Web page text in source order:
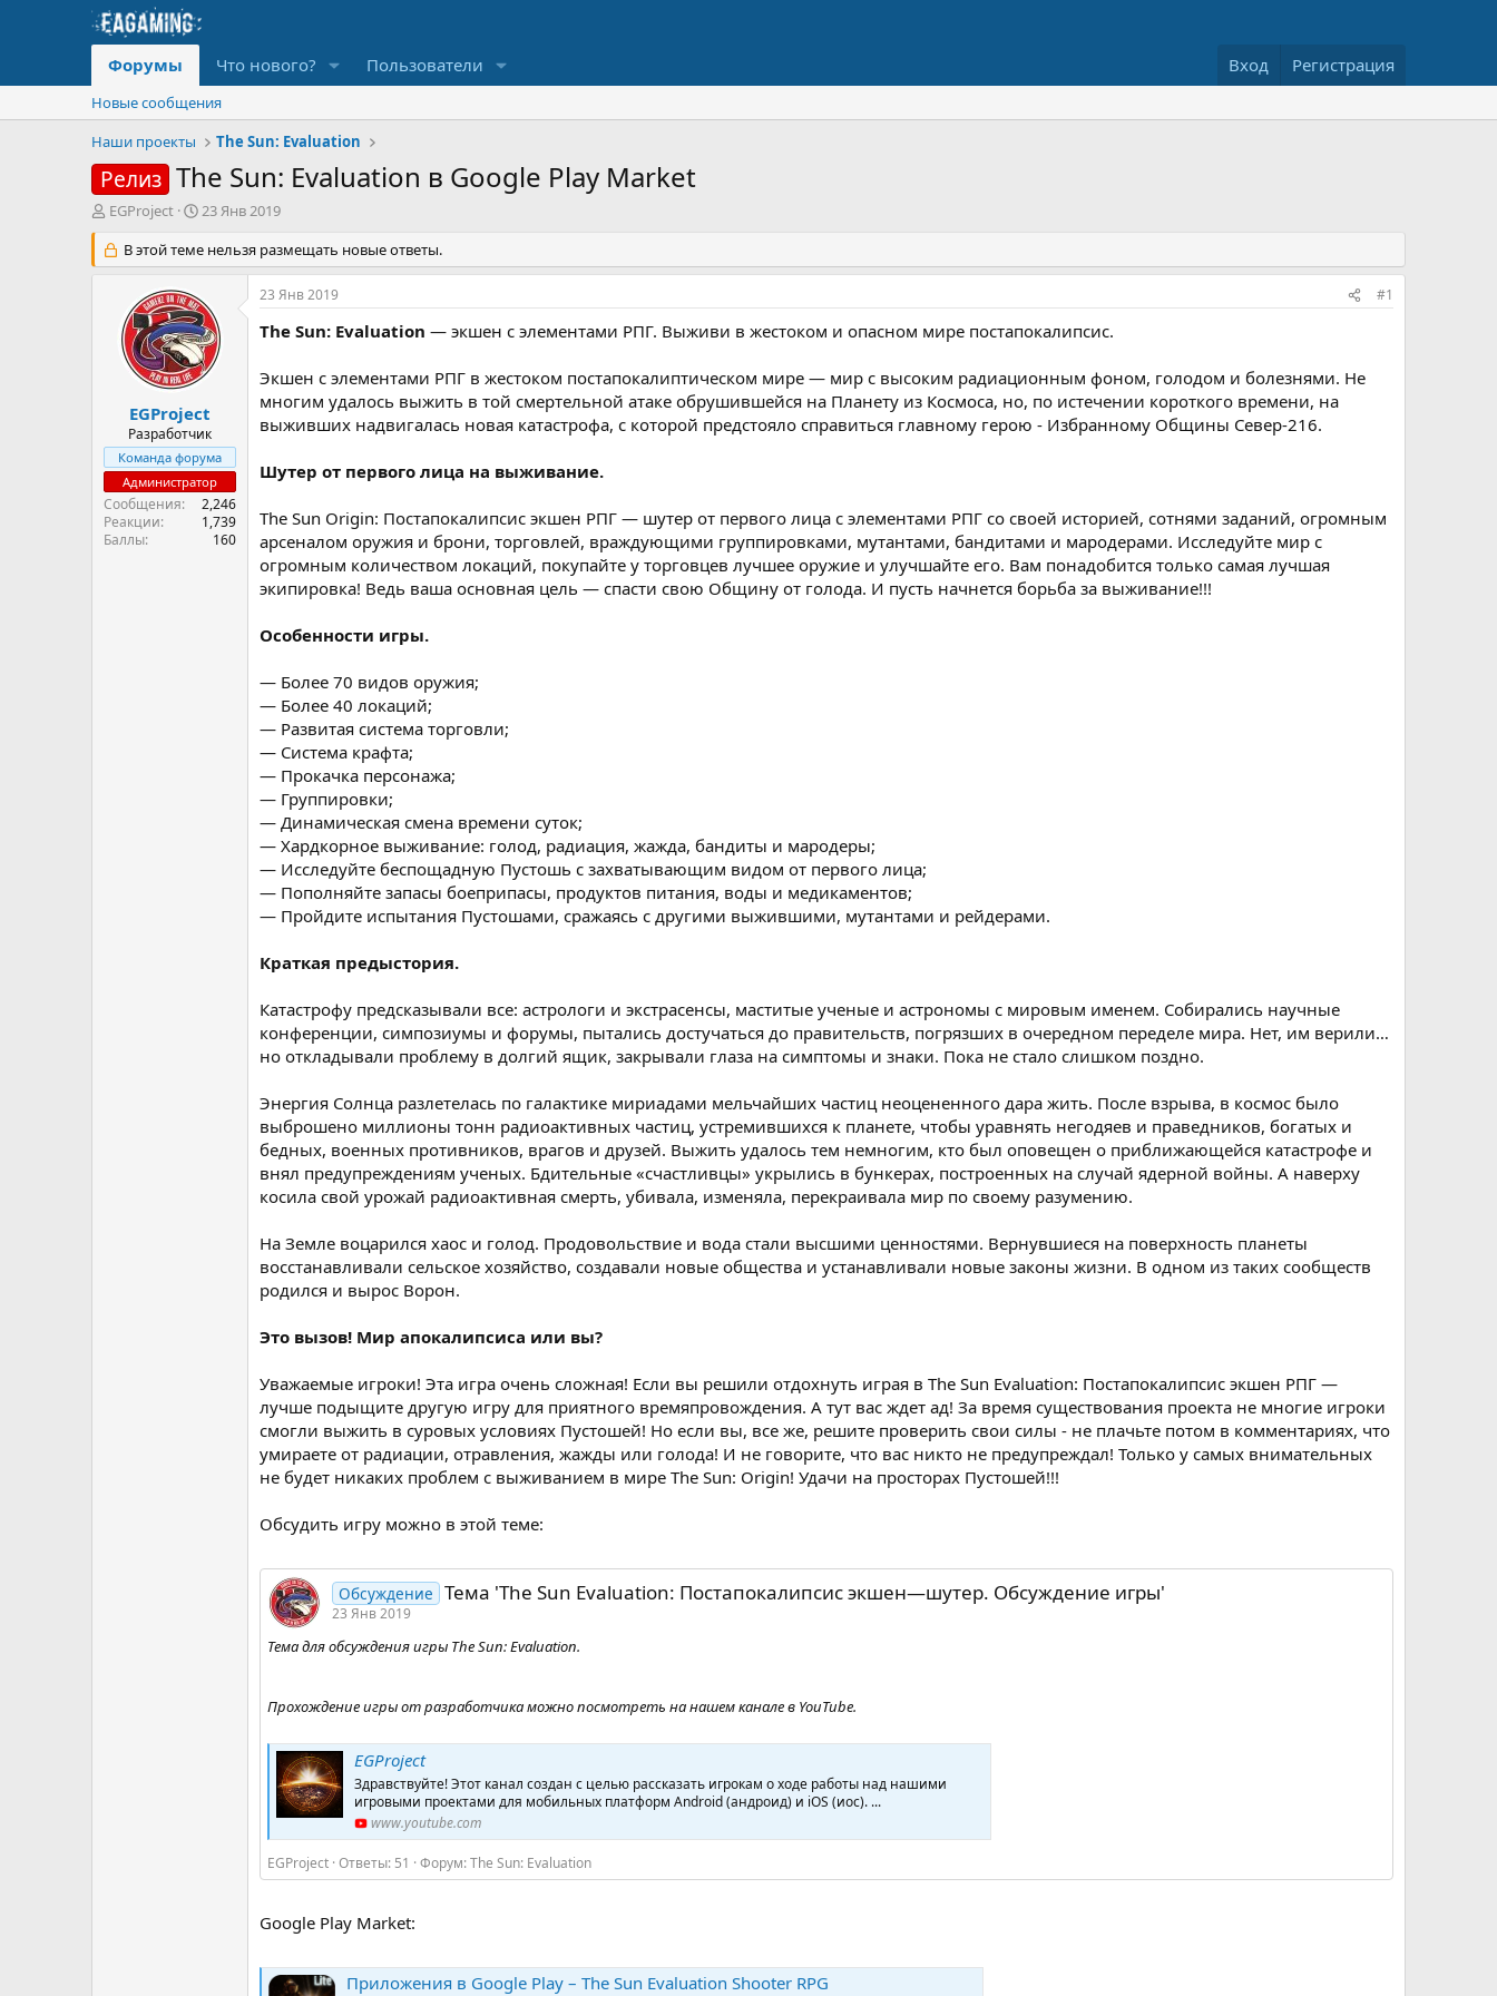
Форумы Что нового? Пользователи Вход Регистрация
Новые сообщения
Наши проекты
The Sun: Evaluation
Релиз The Sun: Evaluation в Google Play Market
А
т
о
EGProject
Д
т
а
а
ч
а
л
23 Янв 2019
В этой теме нельзя размещать новые ответы.
EGProject
Разработчик
Команда форума
Администратор
Сообщения
2,246
Реакции
1,739
Баллы
160
23 Янв 2019 #1
The Sun: Evaluation — экшен с элементами РПГ. Выживи в жестоком и опасном мире постапокалипсис.
Экшен с элементами РПГ в жестоком постапокалиптическом мире — мир с высоким радиационным фоном, голодом и болезнями. Не
многим удалось выжить в той смертельной атаке обрушившейся на Планету из Космоса, но, по истечении короткого времени, на
выживших надвигалась новая катастрофа, с которой предстояло справиться главному герою - Избранному Общины Север-216.
Шутер от первого лица на выживание.
The Sun Origin: Постапокалипсис экшен РПГ — шутер от первого лица с элементами РПГ со своей историей, сотнями заданий, огромным
арсеналом оружия и брони, торговлей, враждующими группировками, мутантами, бандитами и мародерами. Исследуйте мир с
огромным количеством локаций, покупайте у торговцев лучшее оружие и улучшайте его. Вам понадобится только самая лучшая
экипировка! Ведь ваша основная цель — спасти свою Общину от голода. И пусть начнется борьба за выживание!!!
Особенности игры.
— Более 70 видов оружия;
— Более 40 локаций;
— Развитая система торговли;
— Система крафта;
— Прокачка персонажа;
— Группировки;
— Динамическая смена времени суток;
— Хардкорное выживание: голод, радиация, жажда, бандиты и мародеры;
— Исследуйте беспощадную Пустошь с захватывающим видом от первого лица;
— Пополняйте запасы боеприпасы, продуктов питания, воды и медикаментов;
— Пройдите испытания Пустошами, сражаясь с другими выжившими, мутантами и рейдерами.
Краткая предыстория.
Катастрофу предсказывали все: астрологи и экстрасенсы, маститые ученые и астрономы с мировым именем. Собирались научные
конференции, симпозиумы и форумы, пытались достучаться до правительств, погрязших в очередном переделе мира. Нет, им верили…
но откладывали проблему в долгий ящик, закрывали глаза на симптомы и знаки. Пока не стало слишком поздно.
Энергия Солнца разлетелась по галактике мириадами мельчайших частиц неоцененного дара жить. После взрыва, в космос было
выброшено миллионы тонн радиоактивных частиц, устремившихся к планете, чтобы уравнять негодяев и праведников, богатых и
бедных, военных противников, врагов и друзей. Выжить удалось тем немногим, кто был оповещен о приближающейся катастрофе и
внял предупреждениям ученых. Бдительные «счастливцы» укрылись в бункерах, построенных на случай ядерной войны. А наверху
косила свой урожай радиоактивная смерть, убивала, изменяла, перекраивала мир по своему разумению.
На Земле воцарился хаос и голод. Продовольствие и вода стали высшими ценностями. Вернувшиеся на поверхность планеты
восстанавливали сельское хозяйство, создавали новые общества и устанавливали новые законы жизни. В одном из таких сообществ
родился и вырос Ворон.
Это вызов! Мир апокалипсиса или вы?
Уважаемые игроки! Эта игра очень сложная! Если вы решили отдохнуть играя в The Sun Evaluation: Постапокалипсис экшен РПГ —
лучше подыщите другую игру для приятного времяпровождения. А тут вас ждет ад! За время существования проекта не многие игроки
смогли выжить в суровых условиях Пустошей! Но если вы, все же, решите проверить свои силы - не плачьте потом в комментариях, что
умираете от радиации, отравления, жажды или голода! И не говорите, что вас никто не предупреждал! Только у самых внимательных
не будет никаких проблем с выживанием в мире The Sun: Origin! Удачи на просторах Пустошей!!!
Обсудить игру можно в этой теме:
Обсуждение Тема 'The Sun Evaluation: Постапокалипсис экшен—шутер. Обсуждение игры'
23 Янв 2019
Тема для обсуждения игры The Sun: Evaluation.
Прохождение игры от разработчика можно посмотреть на нашем канале в YouTube.
EGProject
Здравствуйте! Этот канал создан с целью рассказать игрокам о ходе работы над нашими
игровыми проектами для мобильных платформ Android (андроид) и iOS (иос). ...
www.youtube.com
EGProject Ответы: 51 Форум:The Sun: Evaluation
Google Play Market:
Приложения в Google Play – The Sun Evaluation Shooter RPG